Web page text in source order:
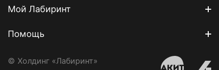
Мой Лабиринт
Помощь
© Холдинг «Лабиринт»